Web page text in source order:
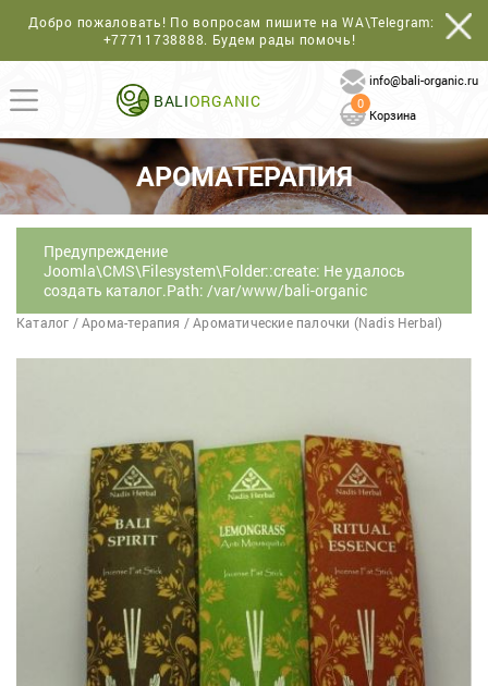
Добро пожаловать! По вопросам пишите на WA\Telegram:
+77711738888. Будем рады помочь!
BALIORGANIC
info@bali-organic.ru
0
Корзина
АРОМАТЕРАПИЯ
Предупреждение
Joomla\CMS\Filesystem\Folder::create: Не удалось
создать каталог.Path: /var/www/bali-organic
Каталог / Арома-терапия / Ароматические палочки (Nadis Herbal)